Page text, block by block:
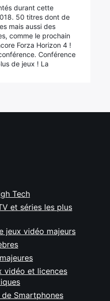
durant cette
50 titres dont de
mais aussi des
comme le prochain
Forza Horizon 4 !
Conférence
de jeux ! La
Tech
et séries les plus
jeux vidéo majeurs
vidéo et licences
Smartphones